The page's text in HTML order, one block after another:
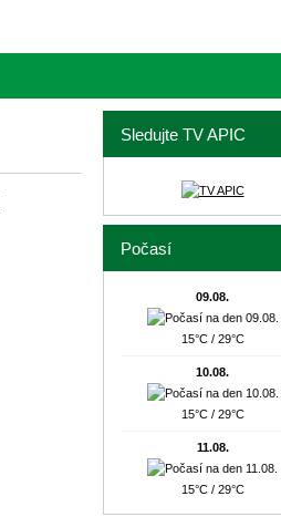
Sledujte TV APIC
Počasí
09.08.
15°C / 29°C
10.08.
15°C / 29°C
11.08.
15°C / 29°C